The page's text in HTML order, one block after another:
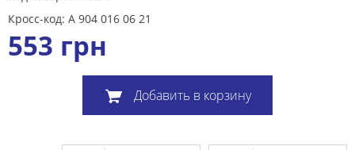
Кросс-код: A 904 016 06 21
553 грн
Добавить в корзину